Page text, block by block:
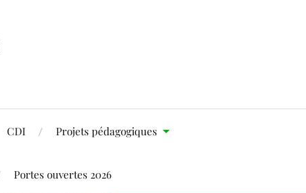
CDI Projets pédagogiques
Portes ouvertes 2026